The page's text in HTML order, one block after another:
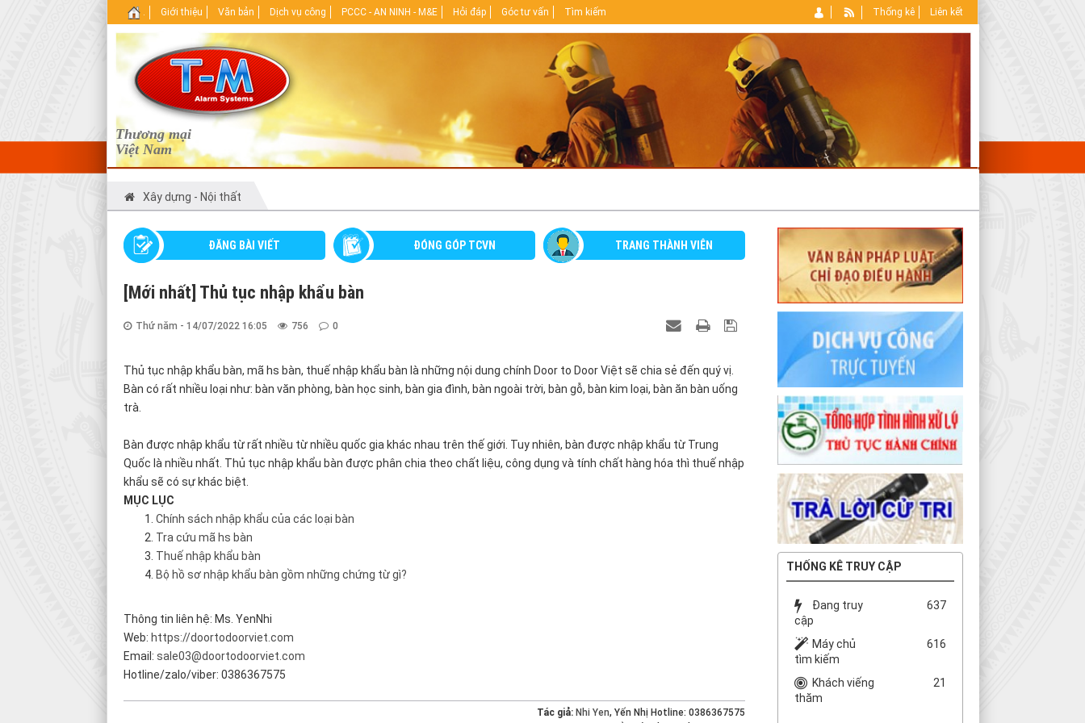
Thương mại
Việt Nam
. Giới thiệu Văn bản Dịch vụ công PCCC - AN NINH - M&E Hỏi đáp Góc tư vấn Tìm kiếm Thống kê Liên kết
Xây dựng - Nội thất
ĐĂNG BÀI VIẾT ĐÓNG GÓP TCVN TRANG THÀNH VIÊN
[Mới nhất] Thủ tục nhập khẩu bàn
Thứ năm - 14/07/2022 16:05 756 0
Thủ tục nhập khẩu bàn, mã hs bàn, thuế nhập khẩu bàn là những nội dung chính Door to Door Việt sẽ chia sẻ đến quý vị.
Bàn có rất nhiều loại như: bàn văn phòng, bàn học sinh, bàn gia đình, bàn ngoài trời, bàn gỗ, bàn kim loại, bàn ăn bàn uống
trà.
Bàn được nhập khẩu từ rất nhiều từ nhiều quốc gia khác nhau trên thế giới. Tuy nhiên, bàn được nhập khẩu từ Trung
Quốc là nhiều nhất. Thủ tục nhập khẩu bàn được phân chia theo chất liệu, công dụng và tính chất hàng hóa thì thuế nhập
khẩu sẽ có sự khác biệt.
MỤC LỤC
Chính sách nhập khẩu của các loại bàn
Tra cứu mã hs bàn
Thuế nhập khẩu bàn
Bộ hồ sơ nhập khẩu bàn gồm những chứng từ gì?
Thông tin liên hệ: Ms. YenNhi
Web: https://doortodoorviet.com
Email: sale03@doortodoorviet.com
Hotline/zalo/viber: 0386367575
Tác giả: Nhi Yen, Yến Nhị Hotline: 0386367575
THỐNG KÊ TRUY CẬP
Đang truy
cập
637
Máy chủ
tìm kiếm
616
Khách viếng
thăm
21